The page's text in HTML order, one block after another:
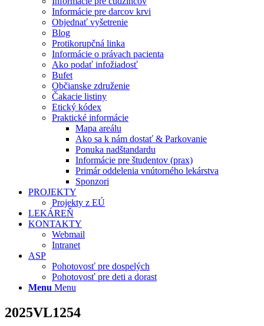
Informácie pre darcov krvi
Objednať vyšetrenie
Blog
Protikorupčná linka
Informácie o právach pacienta
Ako podať infožiadosť
Bufet
Občianske združenie
Čakacie listiny
Etický kódex
Praktické informácie
Mapa areálu
Ako sa k nám dostať & Parkovanie
Ponuka nadštandardu
Informácie pre študentov (prax)
Primár oddelenia vnútorného lekárstva
Sponzori
PROJEKTY
Projekty z EÚ
LEKÁREŇ
KONTAKTY
Webmail
Intranet
ASP
Pohotovosť pre dospelých
Pohotovosť pre deti a dorast
Menu Menu
2025VL1254